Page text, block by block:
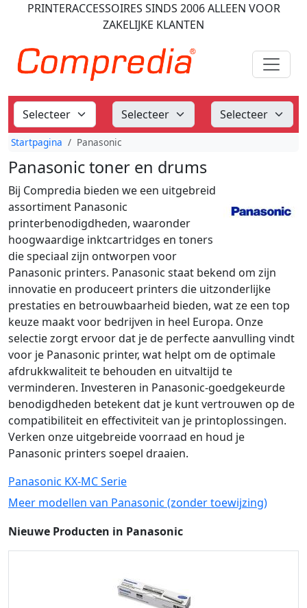
PRINTERACCESSOIRES SINDS 2006ALLEEN VOOR
ZAKELIJKE KLANTEN
Startpagina Panasonic
Panasonic toner en drums
Bij Compredia bieden we een uitgebreid
assortiment Panasonic
printerbenodigdheden, waaronder
hoogwaardige inktcartridges en toners
die speciaal zijn ontworpen voor
Panasonic printers. Panasonic staat bekend om zijn
innovatie en produceert printers die uitzonderlijke
prestaties en betrouwbaarheid bieden, wat ze een top
keuze maakt voor bedrijven in heel Europa. Onze
selectie zorgt ervoor dat je de perfecte aanvulling vindt
voor je Panasonic printer, wat helpt om de optimale
afdrukkwaliteit te behouden en uitvaltijd te
verminderen. Investeren in Panasonic-goedgekeurde
benodigdheden betekent dat je kunt vertrouwen op de
compatibiliteit en effectiviteit van je printoplossingen.
Verken onze uitgebreide voorraad en houd je
Panasonic printers soepel draaien.
Panasonic KX-MC Serie
Meer modellen van Panasonic (zonder toewijzing)
Nieuwe Producten in Panasonic